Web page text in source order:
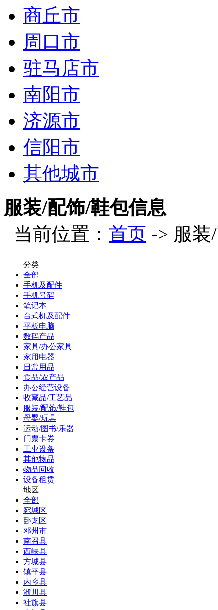
商丘市
周口市
驻马店市
南阳市
济源市
信阳市
其他城市
服装/配饰/鞋包信息
当前位置： 首页 -> 服装
分类
全部
手机及配件
手机号码
笔记本
台式机及配件
平板电脑
数码产品
家具/办公家具
家用电器
日常用品
食品/农产品
办公经营设备
收藏品/工艺品
服装/配饰/鞋包
母婴/玩具
运动/图书/乐器
门票卡券
工业设备
其他物品
物品回收
设备租赁
地区
全部
宛城区
卧龙区
邓州市
南召县
西峡县
方城县
镇平县
内乡县
淅川县
社旗县